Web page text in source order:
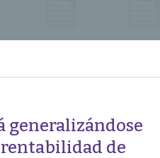
generalizándose
de